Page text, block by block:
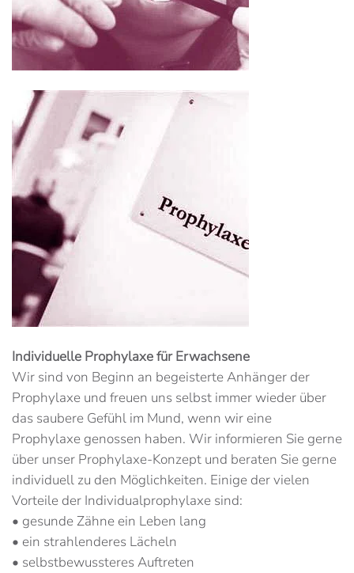
Individuelle Prophylaxe für Erwachsene
Wir sind von Beginn an begeisterte Anhänger der
Prophylaxe und freuen uns selbst immer wieder über
das saubere Gefühl im Mund, wenn wir eine
Prophylaxe genossen haben. Wir informieren Sie gerne
über unser Prophylaxe-Konzept und beraten Sie gerne
individuell zu den Möglichkeiten. Einige der vielen
Vorteile der Individualprophylaxe sind:
• gesunde Zähne ein Leben lang
• ein strahlenderes Lächeln
• selbstbewussteres Auftreten